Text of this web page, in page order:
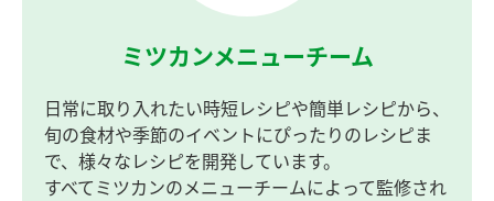
ミツカンメニューチーム
日常に取り入れたい時短レシピや簡単レシピから、
旬の食材や季節のイベントにぴったりのレシピま
で、様々なレシピを開発しています。
すべてミツカンのメニューチームによって監修され